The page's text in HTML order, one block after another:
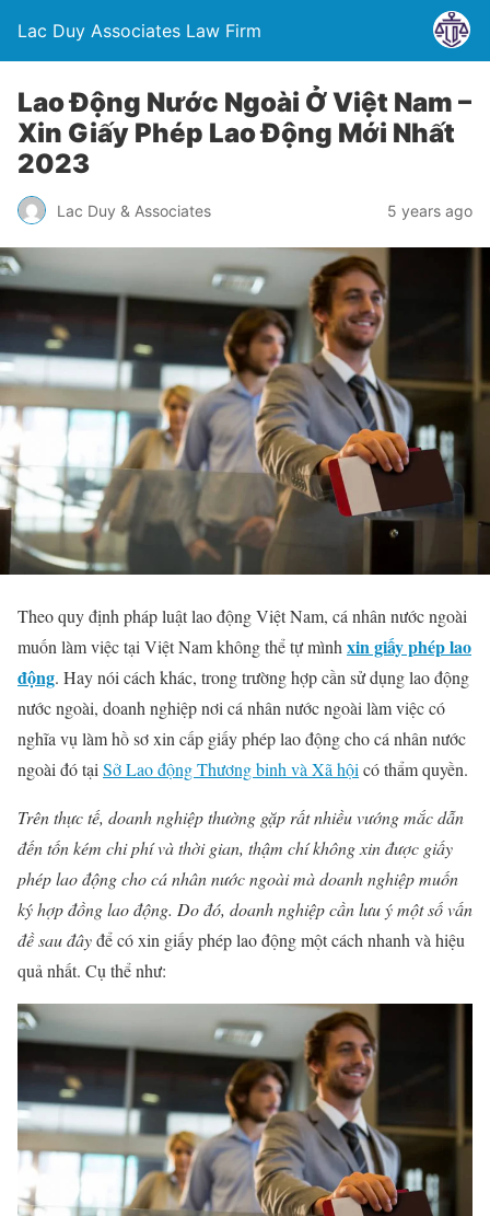
Lac Duy Associates Law Firm
Lao Động Nước Ngoài Ở Việt Nam –
Xin Giấy Phép Lao Động Mới Nhất
2023
Lac Duy & Associates 5 years ago
Theo quy định pháp luật lao động Việt Nam, cá nhân nước ngoài
muốn làm việc tại Việt Nam không thể tự mình xin giấy phép lao
động. Hay nói cách khác, trong trường hợp cần sử dụng lao động
nước ngoài, doanh nghiệp nơi cá nhân nước ngoài làm việc có
nghĩa vụ làm hồ sơ xin cấp giấy phép lao động cho cá nhân nước
ngoài đó tại Sở Lao động Thương binh và Xã hội có thẩm quyền.
Trên thực tế, doanh nghiệp thường gặp rất nhiều vướng mắc dẫn
đến tốn kém chi phí và thời gian, thậm chí không xin được giấy
phép lao động cho cá nhân nước ngoài mà doanh nghiệp muốn
ký hợp đồng lao động. Do đó, doanh nghiệp cần lưu ý một số vấn
đề sau đâyđể có xin giấy phép lao động một cách nhanh và hiệu
quả nhất. Cụ thể như: